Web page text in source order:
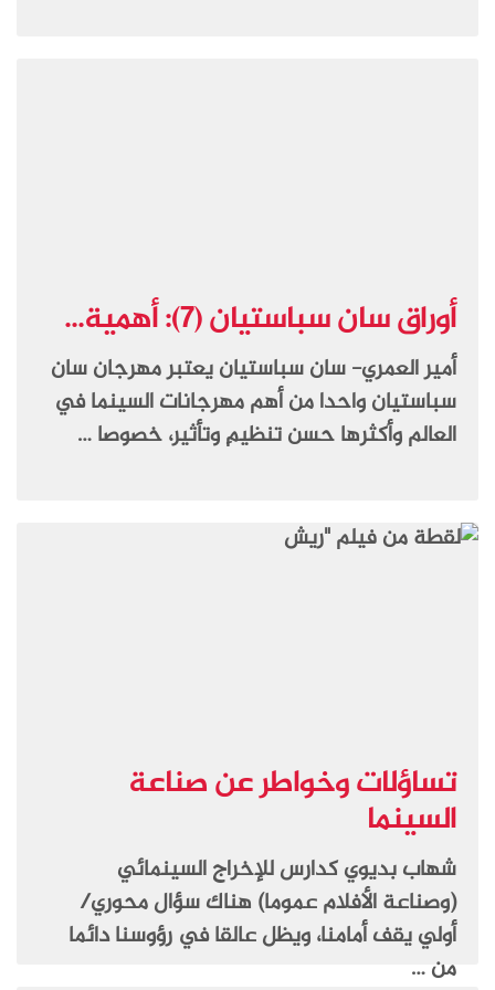
أوراق سان سباستيان (7): أهمية...
أمير العمري- سان سباستيان يعتبر مهرجان سان
سباستيان واحدا من أهم مهرجانات السينما في
العالم وأكثرها حسن تنظيمِ وتأثير، خصوصا …
تساؤلات وخواطر عن صناعة
السينما
شهاب بديوي كدارس للإخراج السينمائي
(وصناعة الأفلام عموما) هناك سؤال محوري/
أولي يقف أمامنا، ويظل عالقا في رؤوسنا دائما
من …